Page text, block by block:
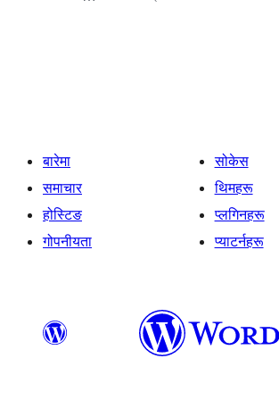
बारेमा
समाचार
होस्टिङ
गोपनीयता
सोकेस
थिमहरू
प्लगिनहरू
प्याटर्नहरू